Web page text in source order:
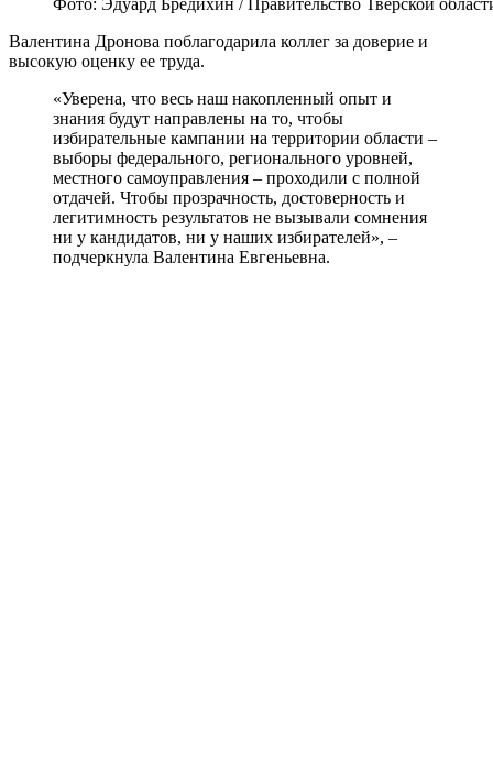
Валентина Дронова поблагодарила коллег за доверие и
высокую оценку ее труда.
«Уверена, что весь наш накопленный опыт и
знания будут направлены на то, чтобы
избирательные кампании на территории области –
выборы федерального, регионального уровней,
местного самоуправления – проходили с полной
отдачей. Чтобы прозрачность, достоверность и
легитимность результатов не вызывали сомнения
ни у кандидатов, ни у наших избирателей», –
подчеркнула Валентина Евгеньевна.